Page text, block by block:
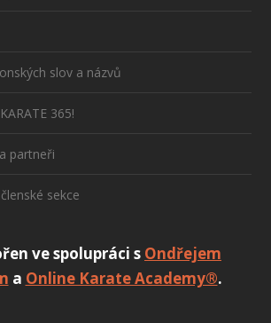
slov a názvů
365!
partneři
sekce
ve spolupráci s Ondřejem
a Online Karate Academy®.